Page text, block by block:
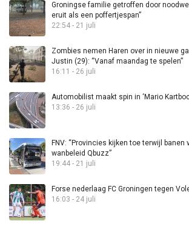
Groningse familie getroffen door
eruit als een poffertjespan”
22:54 - 21 juli
Zombies nemen Haren over in nieuwe
Justin (29): “Vanaf maandag te spelen”
16:11 - 26 juli
Automobilist maakt spin in ‘Mario
13:36 - 26 juli
FNV: “Provincies kijken toe terwijl banen
wanbeleid Qbuzz”
19:44 - 21 juli
Forse nederlaag FC Groningen tegen
16:03 - 24 juli